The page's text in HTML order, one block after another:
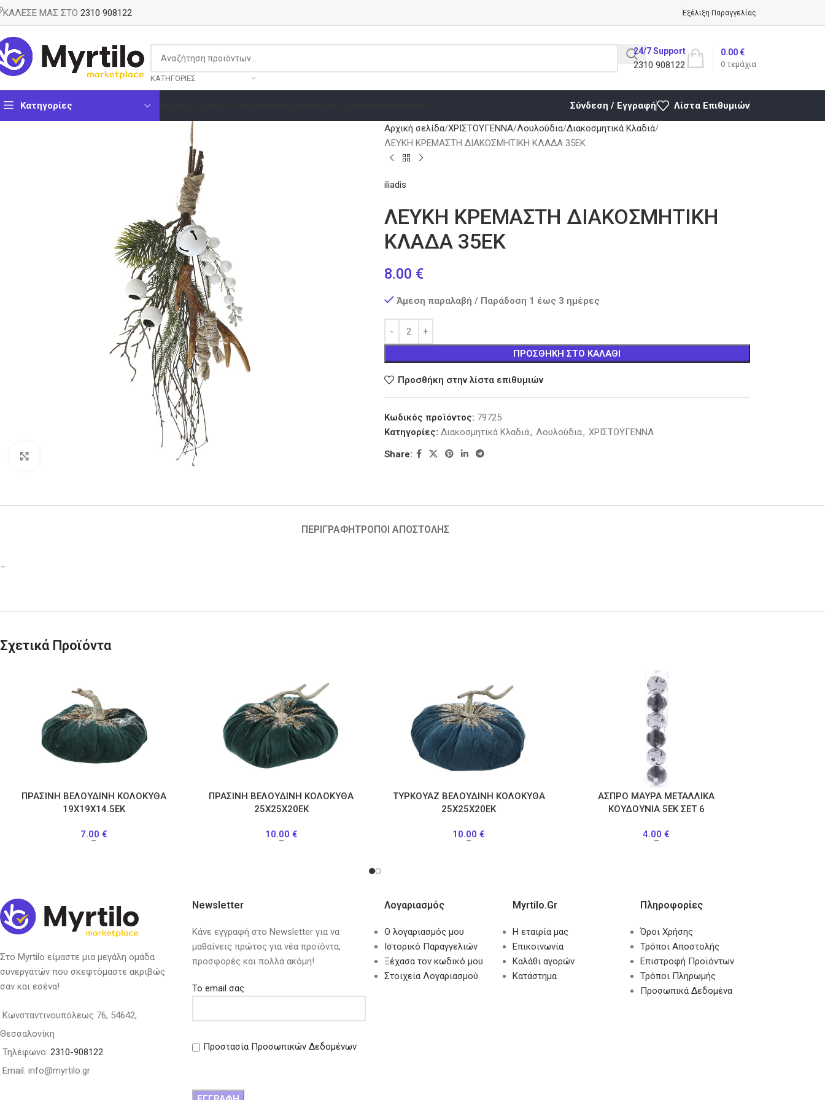
ΚΑΛΕΣΕ ΜΑΣ ΣΤΟ 2310 908122 Εξέλιξη Παραγγελίας
ΚΑΤΗΓΟΡΊΕΣ
24/7 Support
2310 908122 0 τεμάχια
0.00€
Κατηγορίες Σύνδεση / Εγγραφή Λίστα Επιθυμιών
Αρχική σελίδα ΧΡΙΣΤΟΥΓΕΝΝΑ Λουλούδια Διακοσμητικά Κλαδιά
ΛΕΥΚΗ ΚΡΕΜΑΣΤΗ ΔΙΑΚΟΣΜΗΤΙΚΗ ΚΛΑΔΑ 35ΕΚ
iliadis
ΛΕΥΚΗ ΚΡΕΜΑΣΤΗ ΔΙΑΚΟΣΜΗΤΙΚΗ
ΚΛΑΔΑ 35ΕΚ
8.00 €
Άμεση παραλαβή / Παράδοση 1 έως 3 ημέρες
ΠΡΟΣΘΉΚΗ ΣΤΟ ΚΑΛΆΘΙ
Προσθήκη στην λίστα επιθυμιών
Κωδικός προϊόντος: 79725
Κατηγορίες: Διακοσμητικά Κλαδιά, Λουλούδια, ΧΡΙΣΤΟΥΓΕΝΝΑ
Share:
ΠΕΡΙΓΡΑΦΉΤΡΟΠΟΙ ΑΠΟΣΤΟΛΗΣ
–
Σχετικά Προϊόντα
ΠΡΑΣΙΝΗ ΒΕΛΟΥΔΙΝΗ ΚΟΛΟΚΥΘΑ
19Χ19Χ14.5ΕΚ
7.00 €
–
ΠΡΑΣΙΝΗ ΒΕΛΟΥΔΙΝΗ ΚΟΛΟΚΥΘΑ
25Χ25Χ20ΕΚ
10.00 €
–
ΤΥΡΚΟΥΑΖ ΒΕΛΟΥΔΙΝΗ ΚΟΛΟΚΥΘΑ
25Χ25Χ20ΕΚ
10.00€
–
ΑΣΠΡΟ ΜΑΥΡΑ ΜΕΤΑΛΛΙΚΑ
ΚΟΥΔΟΥΝΙΑ 5ΕΚ ΣΕΤ 6
4.00€
–
Στο Myrtilo είμαστε μια μεγάλη ομάδα
συνεργατών που σκεφτόμαστε ακριβώς
σαν και εσένα!
Κωνσταντινουπόλεως 76, 54642,
Θεσσαλονίκη
Τηλέφωνο: 2310-908122
Email: info@myrtilo.gr
Newsletter
Κάνε εγγραφή στο Newsletter για να
μαθαίνεις πρώτος για νέα προϊόντα,
προσφορές και πολλά ακόμη!
Το email σας
Προστασία Προσωπικών Δεδομένων
Λογαριασμός
Ο λογαριασμός μου
Ιστορικό Παραγγελιών
Ξέχασα τον κωδικό μου
Στοιχεία Λογαριασμού
Myrtilo.gr
Η εταιρία μας
Επικοινωνία
Καλάθι αγορών
Κατάστημα
Πληροφορίες
Όροι Χρήσης
Τρόποι Αποστολής
Επιστροφή Προϊόντων
Τρόποι Πληρωμής
Προσωπικά Δεδομένα